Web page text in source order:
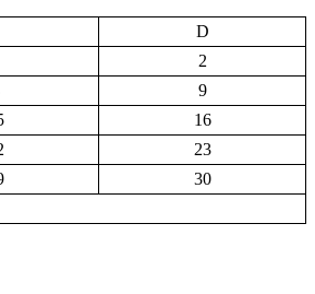
D
2
9
16
23
30